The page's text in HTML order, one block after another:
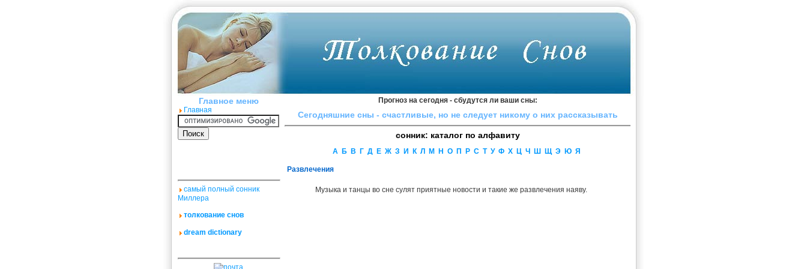
Главное меню
Главная
самый полный сонник
Миллера
толкование снов
dream dictionary
Прогноз на сегодня - сбудутся ли ваши сны:
Сегодняшние сны - cчacтливыe, нo нe cлeдyeт никoмy o ниx paccкaзывaть
сонник: каталог по алфавиту
А Б В Г Д Е Ж З И К Л М Н О П Р С Т У Ф Х Ц Ч Ш Щ Э Ю Я
Развлечения
Музыка и танцы во сне сулят приятные новости и такие же развлечения наяву.